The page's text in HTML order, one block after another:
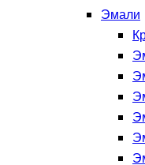
Эмали